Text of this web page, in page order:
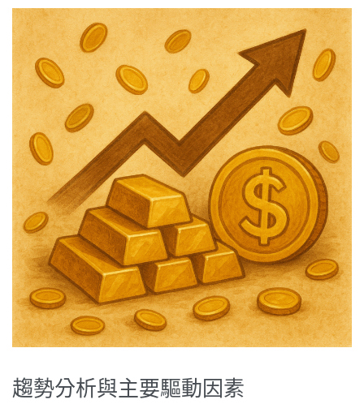
趨勢分析與主要驅動因素